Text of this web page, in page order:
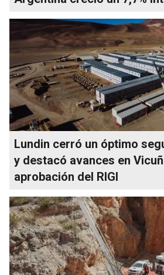
Lundin cerró un óptimo
y destacó avances en
aprobación del RIGI